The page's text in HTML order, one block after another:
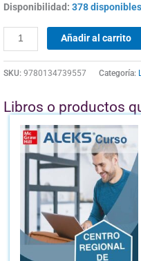
Disponibilidad: 378 disponibles
Añadir al carrito
SKU: 9780134739557 Categoría:
Libros o productos